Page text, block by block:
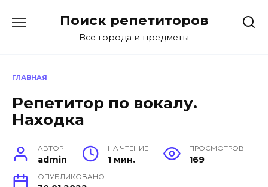
Поиск репетиторов
Все города и предметы
ГЛАВНАЯ
Репетитор по вокалу.
Находка
АВТОР
admin
НА ЧТЕНИЕ
1 мин.
ПРОСМОТРОВ
169
ОПУБЛИКОВАНО